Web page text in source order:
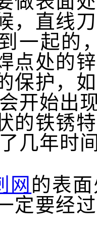
，直线
一起的
点处的
保护，
开始出
的铁锈
几年时
网的表
定要经